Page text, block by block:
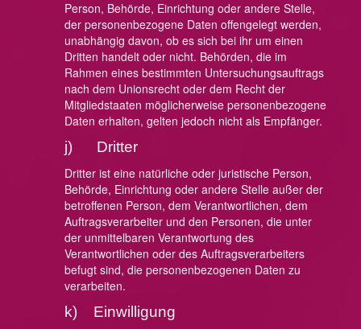
Person, Behörde, Einrichtung oder andere Stelle,
der personenbezogene Daten offengelegt werden,
unabhängig davon, ob es sich bei ihr um einen
Dritten handelt oder nicht. Behörden, die im
Rahmen eines bestimmten Untersuchungsauftrags
nach dem Unionsrecht oder dem Recht der
Mitgliedstaaten möglicherweise personenbezogene
Daten erhalten, gelten jedoch nicht als Empfänger.
j) Dritter
Dritter ist eine natürliche oder juristische Person,
Behörde, Einrichtung oder andere Stelle außer der
betroffenen Person, dem Verantwortlichen, dem
Auftragsverarbeiter und den Personen, die unter
der unmittelbaren Verantwortung des
Verantwortlichen oder des Auftragsverarbeiters
befugt sind, die personenbezogenen Daten zu
verarbeiten.
k) Einwilligung